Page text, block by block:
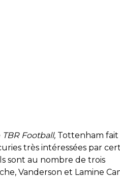
TBR Football, Tottenham fait
très intéressées par
sont au nombre de trois
Vanderson et Lamine